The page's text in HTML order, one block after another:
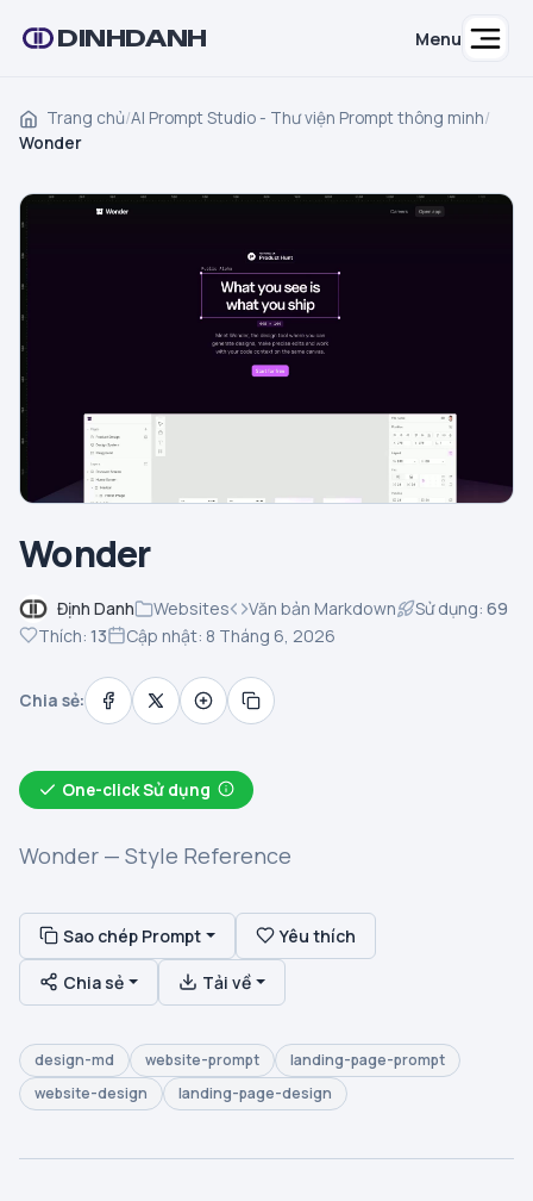
DINHDANH Menu
Trang chủ/AI Prompt Studio - Thư viện Prompt thông minh/
Wonder
Wonder
Định Danh Websites Văn bản Markdown Sử dụng: 69
Thích: 13 Cập nhật: 8 Tháng 6, 2026
Chia sẻ:
One-click Sử dụng
Wonder — Style Reference
Sao chép Prompt Yêu thích
Chia sẻ Tải về
design-md website-prompt
landing-page-prompt
website-design
landing-page-design